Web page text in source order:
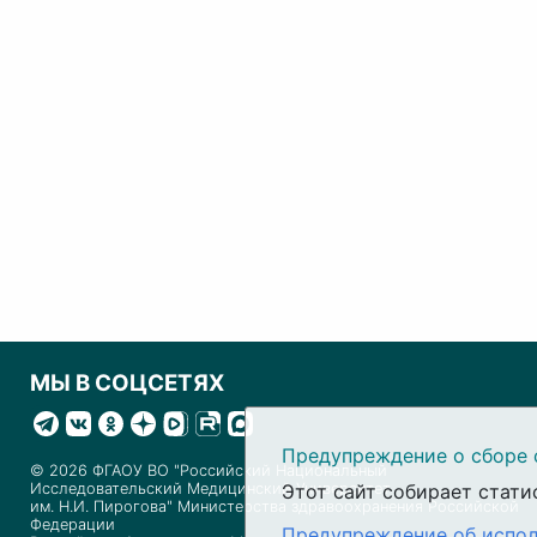
МЫ В СОЦСЕТЯХ
© 2026 ФГАОУ ВО "Российский Национальный
Исследовательский Медицинский Университет
им. Н.И. Пирогова" Министерства здравоохранения Российской
Федерации
Предупреждение о сборе
Этот сайт собирает